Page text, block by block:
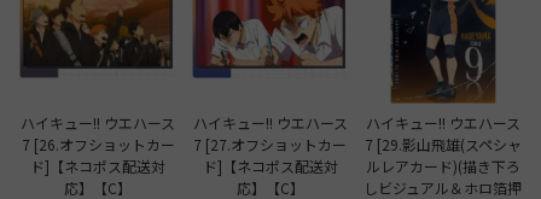
ハイキュー!! ウエハース
7 [26.オフショットカー
ド]【ネコポス配送対
応】【C】
ハイキュー!! ウエハース
7 [27.オフショットカー
ド]【ネコポス配送対
応】【C】
ハイキュー!! ウエハース
7 [29.影山飛雄(スペシャ
ルレアカード)(描き下ろ
しビジュアル＆ホロ箔押